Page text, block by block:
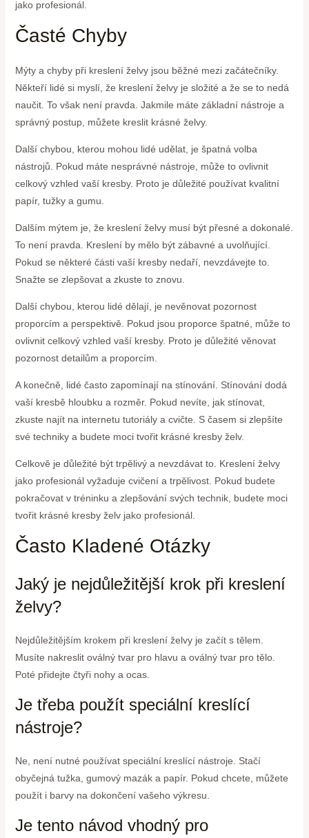
jako profesionál.
Časté Chyby
Mýty a chyby při kreslení želvy jsou běžné mezi začátečníky.
Někteří lidé si myslí, že kreslení želvy je složité a že se to nedá
naučit. To však není pravda. Jakmile máte základní nástroje a
správný postup, můžete kreslit krásné želvy.
Další chybou, kterou mohou lidé udělat, je špatná volba
nástrojů. Pokud máte nesprávné nástroje, může to ovlivnit
celkový vzhled vaší kresby. Proto je důležité používat kvalitní
papír, tužky a gumu.
Dalším mýtem je, že kreslení želvy musí být přesné a dokonalé.
To není pravda. Kreslení by mělo být zábavné a uvolňující.
Pokud se některé části vaší kresby nedaří, nevzdávejte to.
Snažte se zlepšovat a zkuste to znovu.
Další chybou, kterou lidé dělají, je nevěnovat pozornost
proporcím a perspektivě. Pokud jsou proporce špatné, může to
ovlivnit celkový vzhled vaší kresby. Proto je důležité věnovat
pozornost detailům a proporcím.
A konečně, lidé často zapomínají na stínování. Stínování dodá
vaší kresbě hloubku a rozměr. Pokud nevíte, jak stínovat,
zkuste najít na internetu tutoriály a cvičte. S časem si zlepšíte
své techniky a budete moci tvořit krásné kresby želv.
Celkově je důležité být trpělivý a nevzdávat to. Kreslení želvy
jako profesionál vyžaduje cvičení a trpělivost. Pokud budete
pokračovat v tréninku a zlepšování svých technik, budete moci
tvořit krásné kresby želv jako profesionál.
Často Kladené Otázky
Jaký je nejdůležitější krok při kreslení
želvy?
Nejdůležitějším krokem při kreslení želvy je začít s tělem.
Musíte nakreslit oválný tvar pro hlavu a oválný tvar pro tělo.
Poté přidejte čtyři nohy a ocas.
Je třeba použít speciální kreslící
nástroje?
Ne, není nutné používat speciální kreslící nástroje. Stačí
obyčejná tužka, gumový mazák a papír. Pokud chcete, můžete
použít i barvy na dokončení vašeho výkresu.
Je tento návod vhodný pro